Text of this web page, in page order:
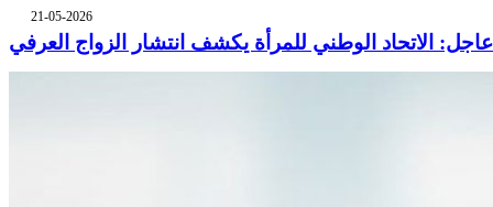
21-05-2026
عاجل: الاتحاد الوطني للمرأة يكشف انتشار الزواج العرفي